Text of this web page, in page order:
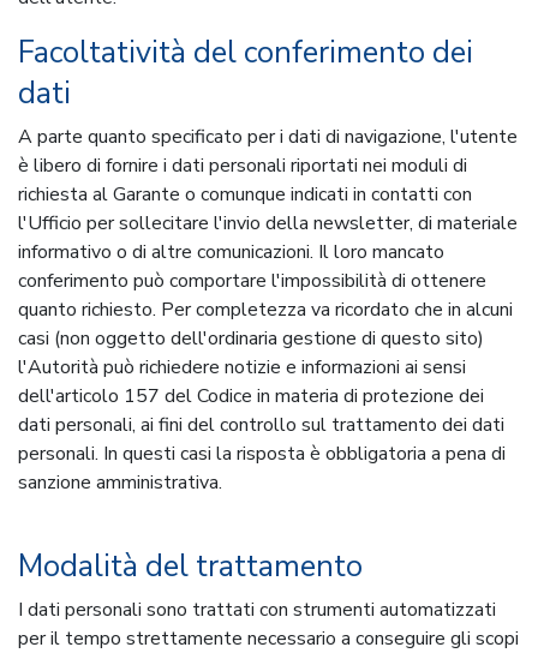
Facoltatività del conferimento dei
dati
A parte quanto specificato per i dati di navigazione, l'utente
è libero di fornire i dati personali riportati nei moduli di
richiesta al Garante o comunque indicati in contatti con
l'Ufficio per sollecitare l'invio della newsletter, di materiale
informativo o di altre comunicazioni. Il loro mancato
conferimento può comportare l'impossibilità di ottenere
quanto richiesto. Per completezza va ricordato che in alcuni
casi (non oggetto dell'ordinaria gestione di questo sito)
l'Autorità può richiedere notizie e informazioni ai sensi
dell'articolo 157 del Codice in materia di protezione dei
dati personali, ai fini del controllo sul trattamento dei dati
personali. In questi casi la risposta è obbligatoria a pena di
sanzione amministrativa.
Modalità del trattamento
I dati personali sono trattati con strumenti automatizzati
per il tempo strettamente necessario a conseguire gli scopi